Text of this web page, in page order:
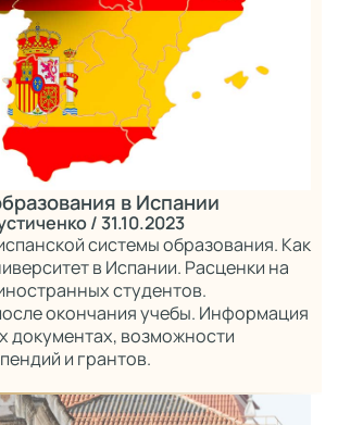
в Испании
/ 31.10.2023
системы образования. Как
в Испании. Расценки на
студентов.
окончания учебы. Информация
документах, возможности
и грантов.